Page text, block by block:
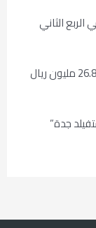
ريال في الربع الثاني
بنمو 10.3%.. “الماجد للعود” تحقق ربحاً بقيمة 26.8 مليون ريال
جدة”